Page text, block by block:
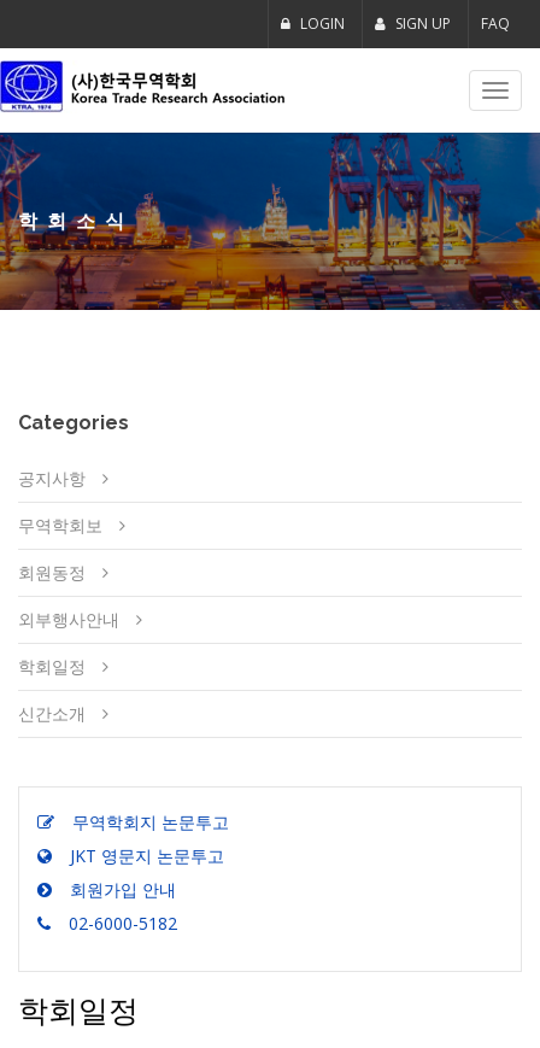
LOGIN SIGN UP FAQ
학회소식
Categories
공지사항
무역학회보
회원동정
외부행사안내
학회일정
신간소개
무역학회지 논문투고
JKT 영문지 논문투고
회원가입 안내
02-6000-5182
학회일정